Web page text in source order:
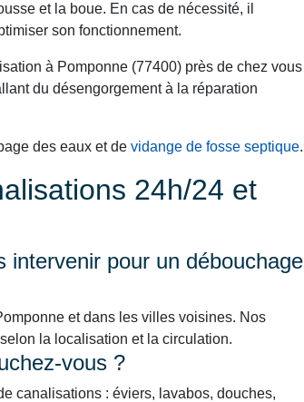
et la boue. En cas de nécessité, il
son fonctionnement.
à Pomponne (77400) près de chez vous
du désengorgement à la réparation
des eaux et de vidange de fosse septique.
24h/24 et
intervenir pour un débouchage
et dans les villes voisines. Nos
la localisation et la circulation.
vous ?
canalisations : éviers, lavabos, douches,